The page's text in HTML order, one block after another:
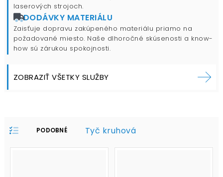
laserových strojoch.
DODÁVKY MATERIÁLU
Zaisťuje dopravu zakúpeného materiálu priamo na
požadované miesto. Naše dlhoročné skúsenosti a know-
how sú zárukou spokojnosti.
ZOBRAZIŤ VŠETKY SLUŽBY
PODOBNÉ
PROFILE:
Tyč kruhová